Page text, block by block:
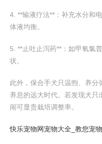
4. **输液疗法**：补充水分和电
体液均衡。
5. **止吐止泻药**：如甲氧氯
状。
此外，保合手犬只温煦、养分
养息的远大时代。若发现犬
闹可显贵栽培调整率。
快乐宠物网宠物大全_教您宠